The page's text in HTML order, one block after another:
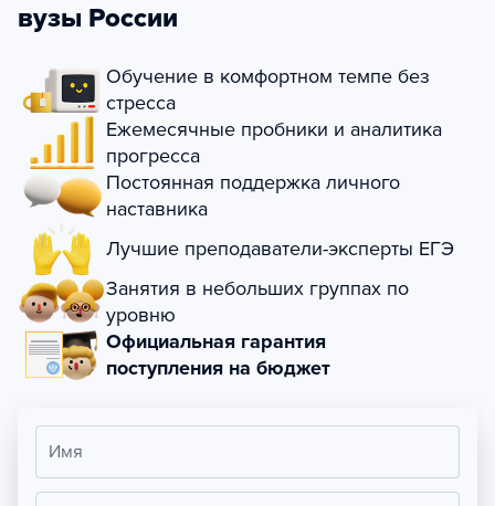
вузы России
Обучение в комфортном темпе без
стресса
Ежемесячные пробники и аналитика
прогресса
Постоянная поддержка личного
наставника
Лучшие преподаватели-эксперты ЕГЭ
Занятия в небольших группах по
уровню
Официальная гарантия
поступления на бюджет
Имя